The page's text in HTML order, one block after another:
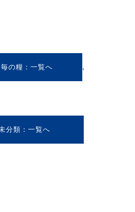
毎の糧 ,
分類